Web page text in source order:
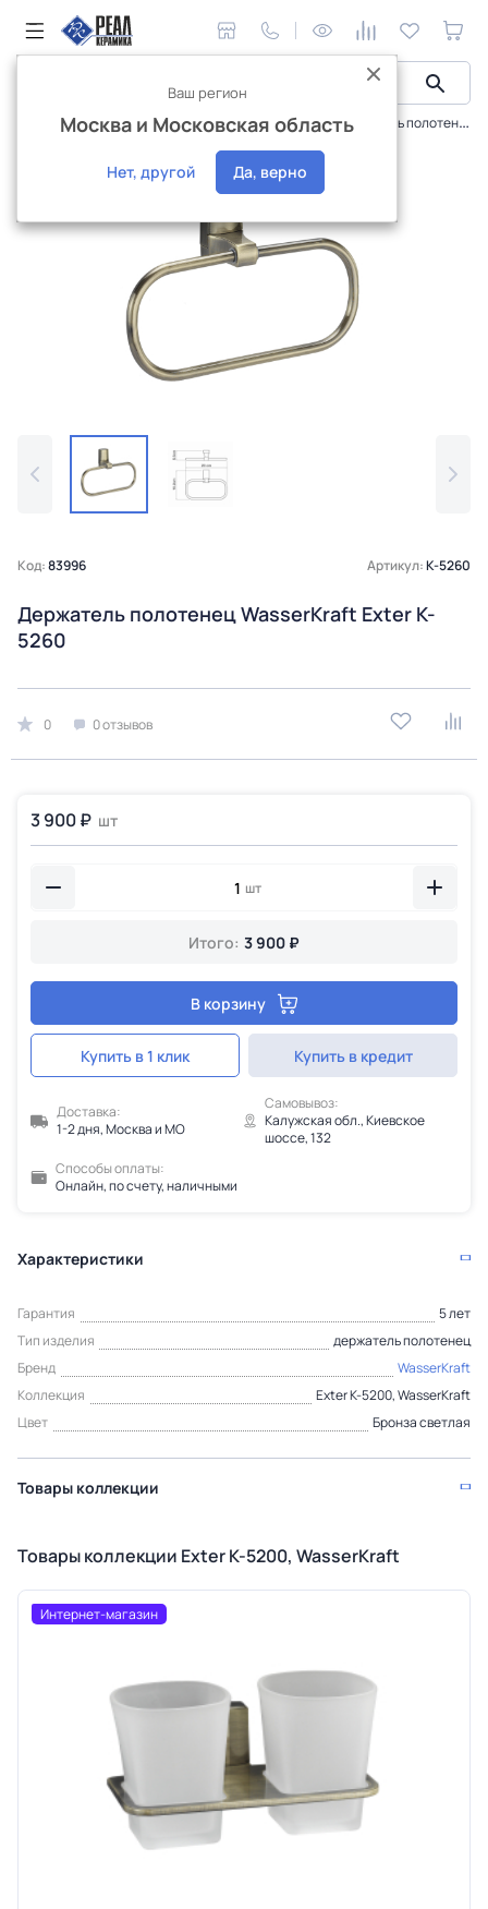
Сантехника и аксессуары Аксессуары Держатель полотенец WasserKraft Exter K-5260
Интернет-магазин
Код:83996 Артикул:K-5260
Держатель полотенец WasserKraft Exter K-
5260
0 0 отзывов
3 900 ₽ шт
шт
Итого: 3 900 ₽
В корзину
Купить в 1 клик Купить в кредит
Доставка:
1-2 дня, Москва и МО
Самовывоз:
Калужская обл., Киевское
шоссе, 132
Способы оплаты:
Онлайн, по счету, наличными
Характеристики
Гарантия
5 лет
Тип изделия
держатель полотенец
Бренд
WasserKraft
Коллекция
Exter K-5200, WasserKraft
Цвет
Бронза светлая
Товары коллекции
Товары коллекции Exter K-5200, WasserKraft
Интернет-магазин
Ваш регион
Москва и Московская область
Нет, другой Да, верно